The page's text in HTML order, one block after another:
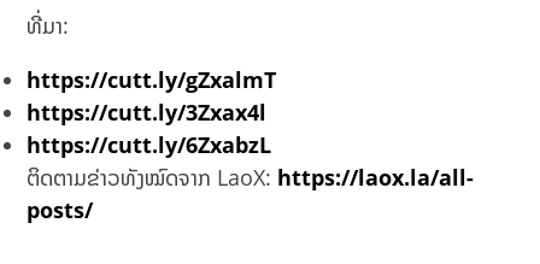
ທີ່ມາ:
https://cutt.ly/gZxalmT
https://cutt.ly/3Zxax4l
https://cutt.ly/6ZxabzL
ຕິດຕາມຂ່າວທັງໝົດຈາກ LaoX: https://laox.la/all-
posts/